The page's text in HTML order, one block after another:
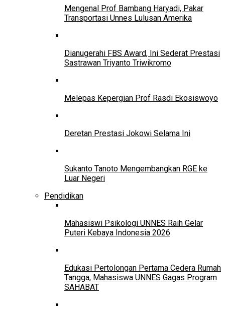
Mengenal Prof Bambang Haryadi, Pakar
Transportasi Unnes Lulusan Amerika
Dianugerahi FBS Award, Ini Sederat Prestasi
Sastrawan Triyanto Triwikromo
Melepas Kepergian Prof Rasdi Ekosiswoyo
Deretan Prestasi Jokowi Selama Ini
Sukanto Tanoto Mengembangkan RGE ke
Luar Negeri
Pendidikan
Mahasiswi Psikologi UNNES Raih Gelar
Puteri Kebaya Indonesia 2026
Edukasi Pertolongan Pertama Cedera Rumah
Tangga, Mahasiswa UNNES Gagas Program
SAHABAT